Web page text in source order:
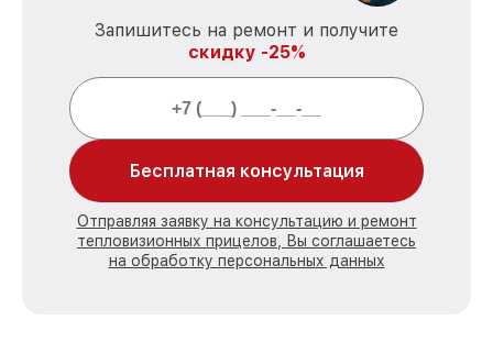
Запишитесь на ремонт и получите
скидку -25%
Бесплатная консультация
Отправляя заявку на консультацию и ремонт
тепловизионных прицелов, Вы соглашаетесь
на обработку персональных данных